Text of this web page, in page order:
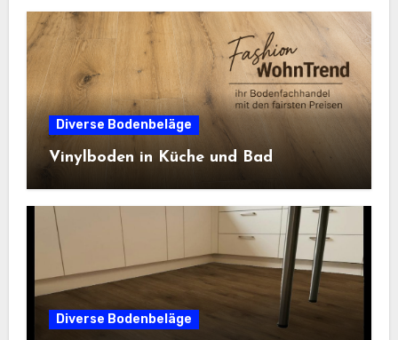
Diverse Bodenbeläge
Vinylboden in Küche und Bad
Diverse Bodenbeläge